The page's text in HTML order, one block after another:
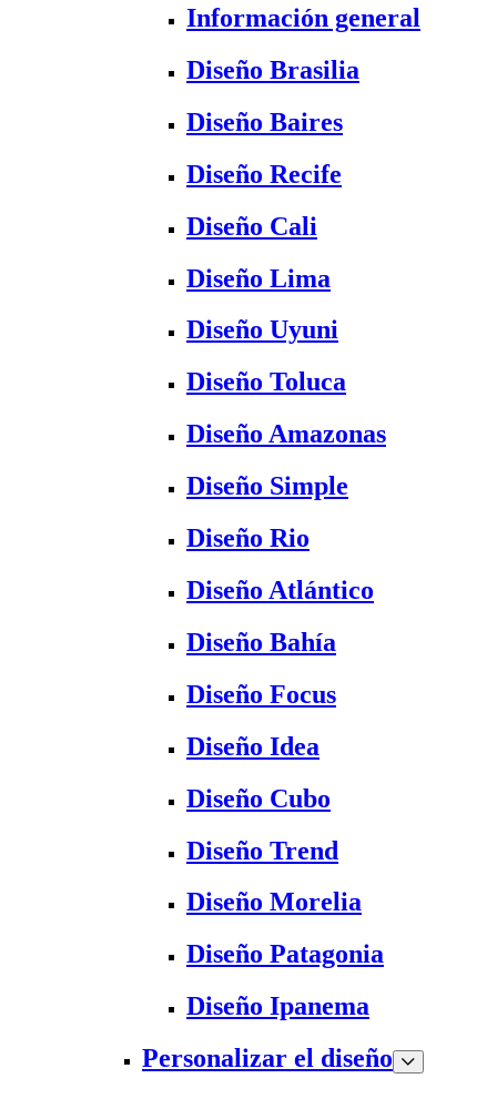
Información general
Diseño Brasilia
Diseño Baires
Diseño Recife
Diseño Cali
Diseño Lima
Diseño Uyuni
Diseño Toluca
Diseño Amazonas
Diseño Simple
Diseño Rio
Diseño Atlántico
Diseño Bahía
Diseño Focus
Diseño Idea
Diseño Cubo
Diseño Trend
Diseño Morelia
Diseño Patagonia
Diseño Ipanema
Personalizar el diseño